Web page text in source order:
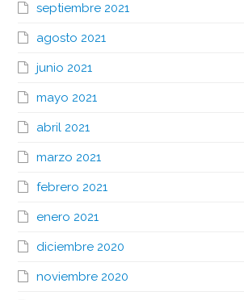
septiembre 2021
agosto 2021
junio 2021
mayo 2021
abril 2021
marzo 2021
febrero 2021
enero 2021
diciembre 2020
noviembre 2020